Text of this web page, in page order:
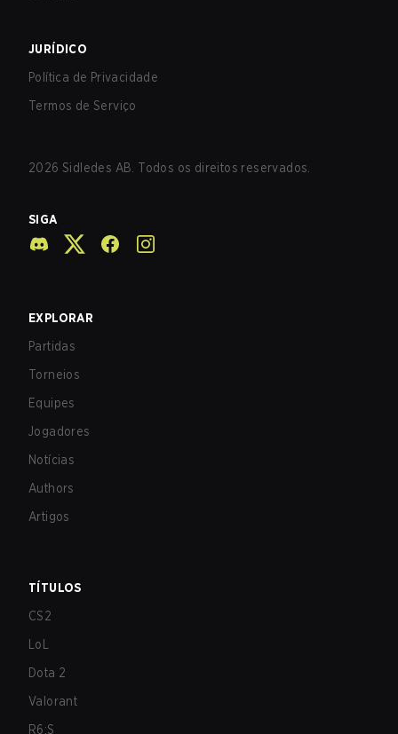
JURÍDICO
Política de Privacidade
Termos de Serviço
2026 Sidledes AB. Todos os direitos reservados.
SIGA
EXPLORAR
Partidas
Torneios
Equipes
Jogadores
Notícias
Authors
Artigos
TÍTULOS
CS2
LoL
Dota 2
Valorant
R6:S